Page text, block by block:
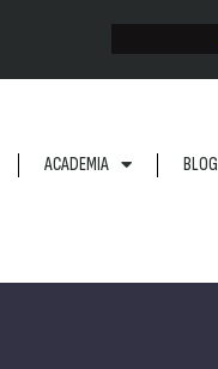
ACADEMIA BLOG